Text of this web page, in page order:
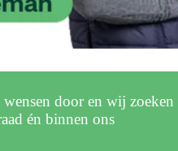
wensen door en wij zoeken
én binnen ons